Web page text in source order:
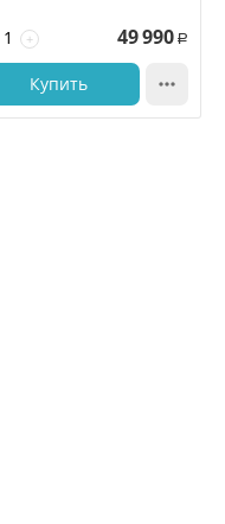
+ 49 990 Р
Купить 